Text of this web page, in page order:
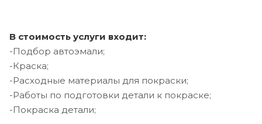
В стоимость услуги входит:
-Подбор автоэмали;
-Краска;
-Расходные материалы для покраски;
-Работы по подготовки детали к покраске;
-Покраска детали;